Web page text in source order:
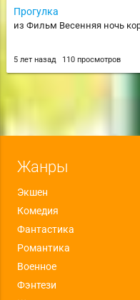
Прогулка
из Фильм Весенняя ночь
5 лет назад 110 просмотров
Жанры
Экшен
Комедия
Фантастика
Романтика
Военное
Фэнтези